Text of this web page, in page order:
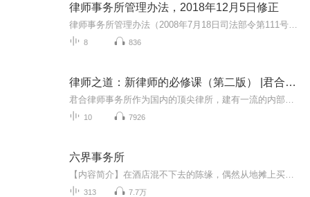
律师事务所管理办法，2018年12月5日修正
8 836
律师之道：新律师的必修课（第二版） |君合律师事务所
10 7926
六界事务所
313 7.7万